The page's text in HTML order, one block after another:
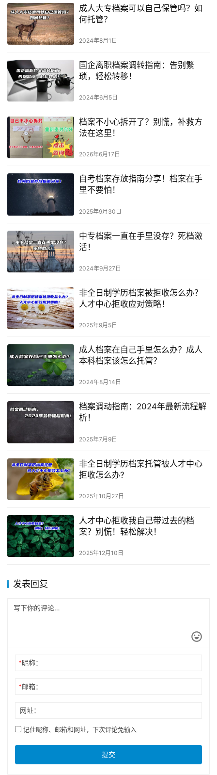
成人大专档案可以自己保管吗？如
何托管？
2024年8月1日
国企离职档案调转指南：告别繁
琐，轻松转移！
2024年6月5日
档案不小心拆开了？别慌，补救方
法在这里！
2026年6月17日
自考档案存放指南分享！档案在手
里不要怕！
2025年9月30日
中专档案一直在手里没存？死档激
活！
2024年9月27日
非全日制学历档案被拒收怎么办？
人才中心拒收应对策略！
2025年9月5日
成人档案在自己手里怎么办？成人
本科档案该怎么托管？
2024年8月14日
档案调动指南：2024年最新流程解
析！
2025年7月9日
非全日制学历档案托管被人才中心
拒收怎么办?
2025年10月27日
人才中心拒收我自己带过去的档
案？别慌！轻松解决！
2025年12月10日
发表回复
*昵称：
*邮箱：
网址：
记住昵称、邮箱和网址，下次评论免输入
提交